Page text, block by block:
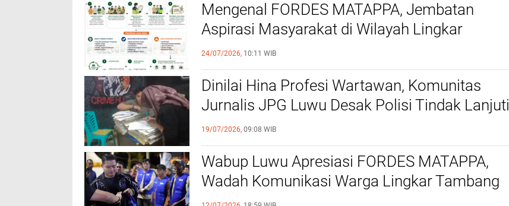
Mengenal FORDES MATAPPA, Jembatan
Aspirasi Masyarakat di Wilayah Lingkar
Tambang Luwu
24/07/2026, 10:11 WIB
Dinilai Hina Profesi Wartawan, Komunitas
Jurnalis JPG Luwu Desak Polisi Tindak Lanjuti
Laporan terhadap Reski Halim
19/07/2026, 09:08 WIB
Wabup Luwu Apresiasi FORDES MATAPPA,
Wadah Komunikasi Warga Lingkar Tambang
dan PT MDA